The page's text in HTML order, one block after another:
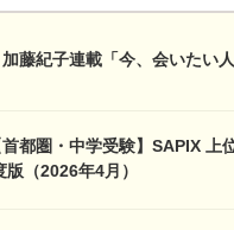
藤紀子連載「今、会いたい人
都圏・中学受験】SAPIX 上
（2026年4月）